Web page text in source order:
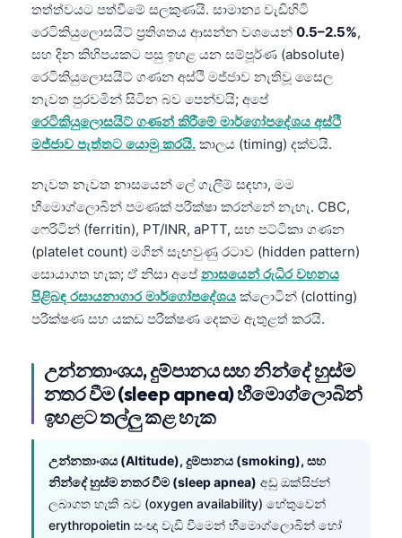
තත්ත්වයට පත්වීමේ සලකුණයි. සාමාන්‍ය වැඩිහිටි
රෙටිකියුලොසයිට් ප්‍රතිශතය ආසන්න වශයෙන් 0.5–2.5%,
සහ දින කිහිපයකට පසු ඉහළ යන සම්පූර්ණ (absolute)
රෙටිකියුලොසයිට් ගණන අස්ථි මජ්ජාව නැතිවූ සෛල
නැවත පුරවමින් සිටින බව පෙන්වයි; අපේ
රෙටිකියුලොසයිට් ගණන් කිරීමේ මාර්ගෝපදේශය අස්ථි
මජ්ජාව පැත්තට යොමු කරයි. කාලය (timing) දක්වයි.
නැවත නැවත නාසයෙන් ලේ ගැලීම් සඳහා, මම
හීමොග්ලොබින් පමණක් පරීක්ෂා කරන්නේ නැහැ. CBC,
ෆෙරිටින් (ferritin), PT/INR, aPTT, සහ පට්ටිකා ගණන
(platelet count) මගින් සැඟවුණු රටාව (hidden pattern)
සොයාගත හැක; ඒ නිසා අපේ නාසයෙන් රුධිර වහනය
පිළිබඳ රසායනාගාර මාර්ගෝපදේශය ක්ලොටින් (clotting)
පරීක්ෂණ සහ යකඩ පරීක්ෂණ දෙකම ඇතුළත් කරයි.
උන්නතාංශය, දුම්පානය සහ නින්දේ හුස්ම
නතර වීම (sleep apnea) හීමොග්ලොබින්
ඉහළට තල්ලු කළ හැක
උන්නතාංශය (Altitude), දුම්පානය (smoking), සහ
නින්දේ හුස්ම නතර වීම (sleep apnea) අඩු ඔක්සිජන්
ලබාගත හැකි බව (oxygen availability) හේතුවෙන්
erythropoietin සංඥා වැඩි වීමෙන් හීමොග්ලොබින් හෝ
Български
Dansk
Nederlands
Bahasa Indonesia
Հայերեն
Српски језик
Svenska
Bosanski
Azərbaycan dili
Eesti
Čeština
ქართული
Русский
Lietuvių kalba